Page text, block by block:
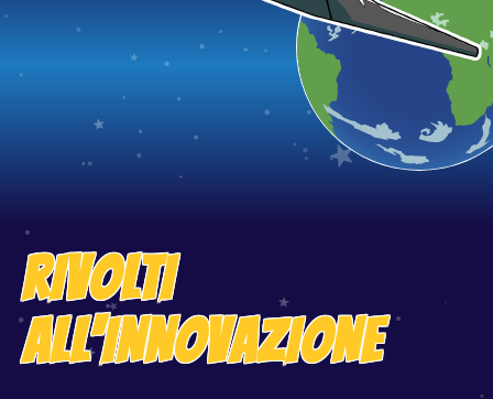
RIVOLTI
ALL'INNOVAZIONE